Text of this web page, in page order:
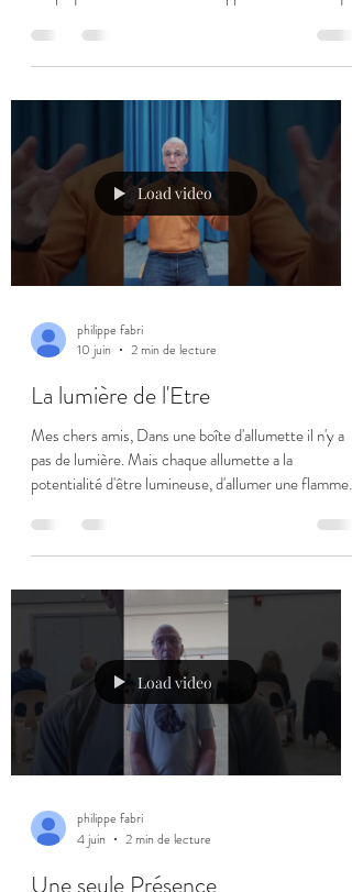
Pezenne en nous donnant quelques images pour
nous guider pendant notre méditation. La méditation
mon téléphone était vide... Mardi prochain il n'y aura
pas de méditation. La prochaine méditation aura lieu
le mercredi 1 jui
Load video
philippe fabri
10 juin
2 min de lecture
La lumière de l'Etre
Mes chers amis, Dans une boîte d'allumette il n'y a
pas de lumière. Mais chaque allumette a la
potentialité d'être lumineuse, d'allumer une flamme
ensemble de conditions : il faut que le bois de
l'allumette soit suffisamment sec, il faut donc que
coupé, débité..., que les machines, les camions, les
ouvriers existent... il faut du souffre au bout de
l'allumette, que le
Load video
philippe fabri
4 juin
2 min de lecture
Une seule Présence